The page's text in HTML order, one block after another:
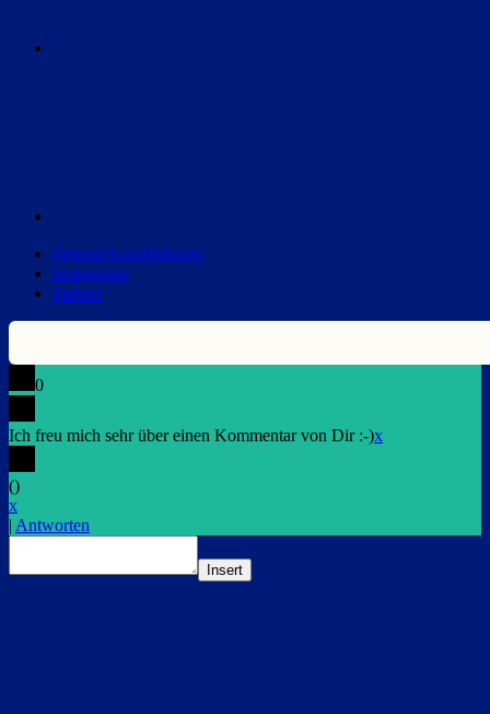
Datenschutzerklärung
Impressum
Partner
0
Ich freu mich sehr über einen Kommentar von Dir :-)x
()
x
| Antworten
Insert